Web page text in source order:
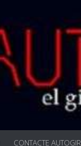
CONTACTE